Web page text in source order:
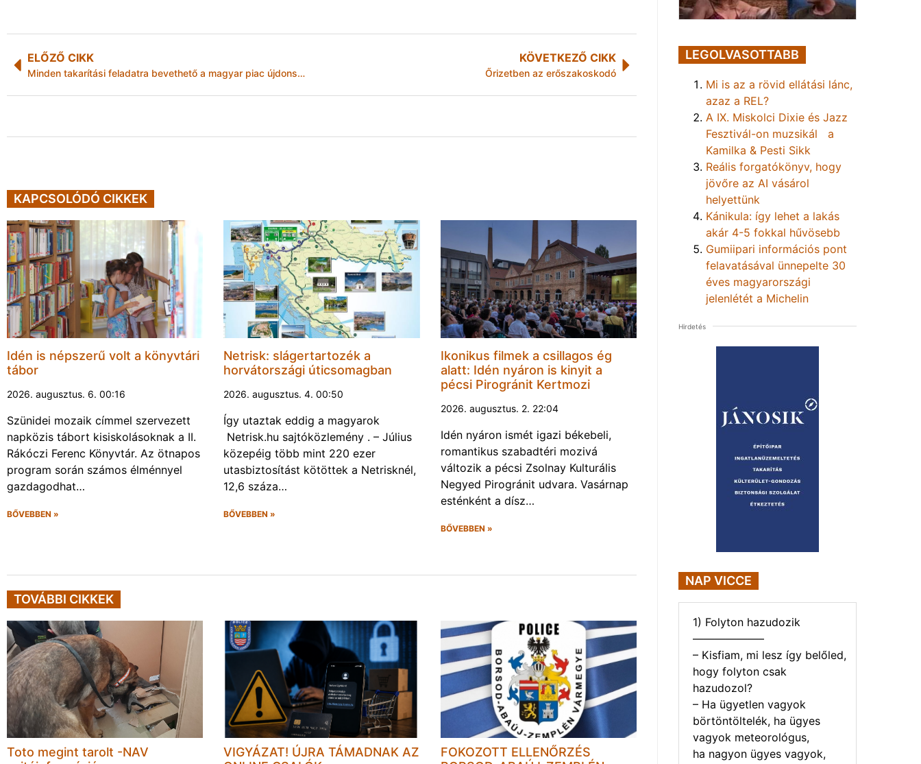
ELŐZŐ CIKK
Minden takarítási feladatra bevethető a magyar piac újdonsága
KÖVETKEZŐ CIKK
Őrizetben az erőszakoskodó
KAPCSOLÓDÓ CIKKEK
Idén is népszerű volt a könyvtári
tábor
2026. augusztus. 6. 00:16
Szünidei mozaik címmel szervezett
napközis tábort kisiskolásoknak a II.
Rákóczi Ferenc Könyvtár. Az ötnapos
program során számos élménnyel
gazdagodhat…
BŐVEBBEN »
Netrisk: slágertartozék a
horvátországi úticsomagban
2026. augusztus. 4. 00:50
Így utaztak eddig a magyarok
Netrisk.hu sajtóközlemény . – Július
közepéig több mint 220 ezer
utasbiztosítást kötöttek a Netrisknél,
12,6 száza…
BŐVEBBEN »
Ikonikus filmek a csillagos ég
alatt: Idén nyáron is kinyit a
pécsi Pirogránit Kertmozi
2026. augusztus. 2. 22:04
Idén nyáron ismét igazi békebeli,
romantikus szabadtéri mozivá
változik a pécsi Zsolnay Kulturális
Negyed Pirogránit udvara. Vasárnap
esténként a dísz…
BŐVEBBEN »
TOVÁBBI CIKKEK
Toto megint tarolt -NAV
VIGYÁZAT! ÚJRA TÁMADNAK AZ
FOKOZOTT ELLENŐRZÉS
LEGOLVASOTTABB
Mi is az a rövid ellátási lánc,
azaz a REL?
A IX. Miskolci Dixie és Jazz
Fesztivál-on muzsikál a
Kamilka & Pesti Sikk
Reális forgatókönyv, hogy
jövőre az AI vásárol
helyettünk
Kánikula: így lehet a lakás
akár 4-5 fokkal hűvösebb
Gumiipari információs pont
felavatásával ünnepelte 30
éves magyarországi
jelenlétét a Michelin
Hirdetés
NAP VICCE
1) Folyton hazudozik
——————–
– Kisfiam, mi lesz így belőled,
hogy folyton csak
hazudozol?
– Ha ügyetlen vagyok
börtöntöltelék, ha ügyes
vagyok meteorológus,
ha nagyon ügyes vagyok,